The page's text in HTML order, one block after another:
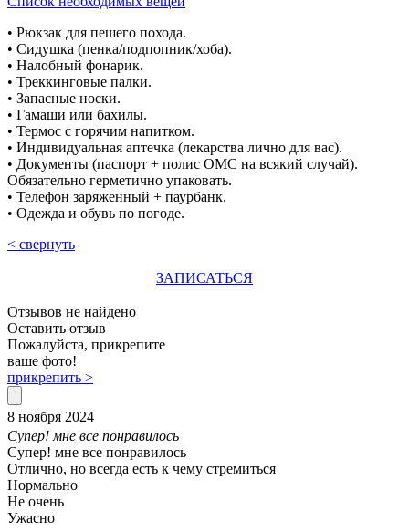
• Рюкзак для пешего похода.
• Сидушка (пенка/подпопник/хоба).
• Налобный фонарик.
• Треккинговые палки.
• Запасные носки.
• Гамаши или бахилы.
• Термос с горячим напитком.
• Индивидуальная аптечка (лекарства лично для вас).
• Документы (паспорт + полис ОМС на всякий случай).
Обязательно герметично упаковать.
• Телефон заряженный + паурбанк.
• Одежда и обувь по погоде.
< свернуть
ЗАПИСАТЬСЯ
Отзывов не найдено
Оставить отзыв
Пожалуйста, прикрепите
ваше фото!
прикрепить >
8 ноября 2024
Супер! мне все понравилось
Супер! мне все понравилось
Отлично, но всегда есть к чему стремиться
Нормально
Не очень
Ужасно